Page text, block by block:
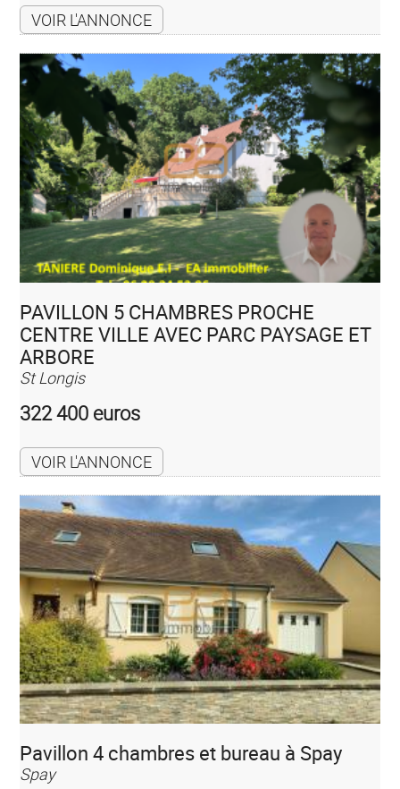
VOIR L'ANNONCE
PAVILLON 5 CHAMBRES PROCHE
CENTRE VILLE AVEC PARC PAYSAGE ET
ARBORE
St Longis
322 400 euros
VOIR L'ANNONCE
Pavillon 4 chambres et bureau à Spay
Spay